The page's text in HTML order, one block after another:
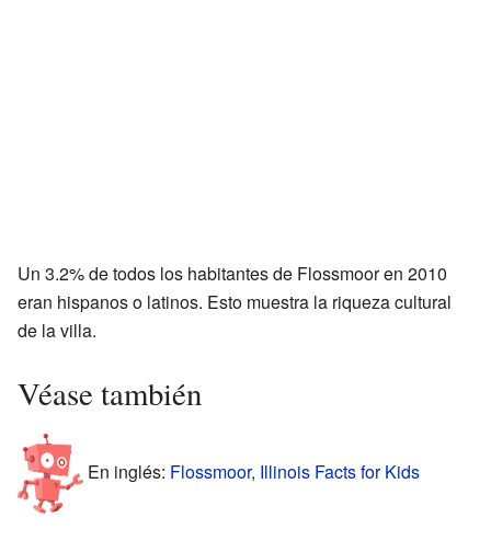
Un 3.2% de todos los habitantes de Flossmoor en 2010
eran hispanos o latinos. Esto muestra la riqueza cultural
de la villa.
Véase también
En inglés: Flossmoor, Illinois Facts for Kids